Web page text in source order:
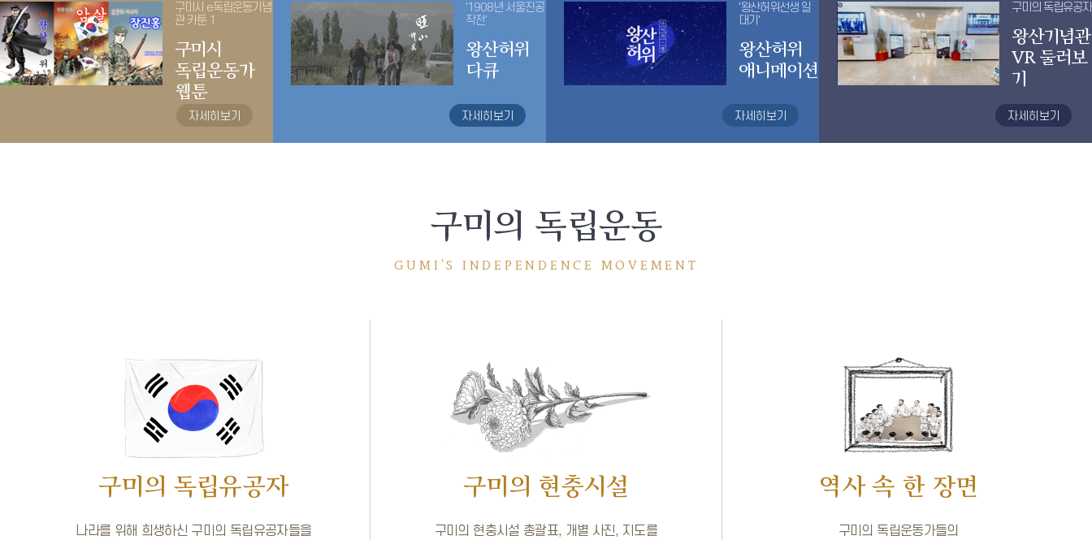
구미시 e독립운동기념
관 카툰 1
구미시
독립운동가
웹툰
자세히보기
'1908년 서울진공
작전'
왕산허위
다큐
자세히보기
'왕산허위선생 일
대기'
왕산허위
애니메이션
자세히보기
구미의 독립유공자
왕산기념관
VR 둘러보
기
자세히보기
구미의 독립운동
GUMI'S INDEPENDENCE MOVEMENT
구미의 독립유공자
나라를 위해 희생하신 구미의 독립유공자들을
구미의 현충시설
구미의 현충시설 총괄표, 개별 사진, 지도를
역사 속 한 장면
구미의 독립운동가들의